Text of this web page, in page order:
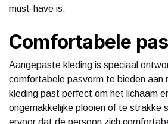
must-have is.
Comfortabele
Aangepaste kleding is speciaal
comfortabele pasvorm te bieden aan
kleding past perfect om het lichaam
ongemakkelijke plooien of te strakke
ervoor dat de persoon zich